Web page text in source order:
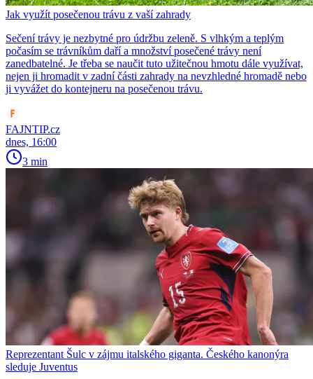
Jak využít posečenou trávu z vaší zahrady
Sečení trávy je nezbytné pro údržbu zeleně. S vlhkým a teplým
počasím se trávníkům daří a množství posečené trávy není
zanedbatelné. Je třeba se naučit tuto užitečnou hmotu dále využívat,
nejen ji hromadit v zadní části zahrady na nevzhledné hromadě nebo
ji vyvážet do kontejneru na posečenou trávu.
FAJNTIP.cz
dnes, 16:00
3 min
Reprezentant Šulc v zájmu italského giganta. Českého kanonýra
sleduje Juventus